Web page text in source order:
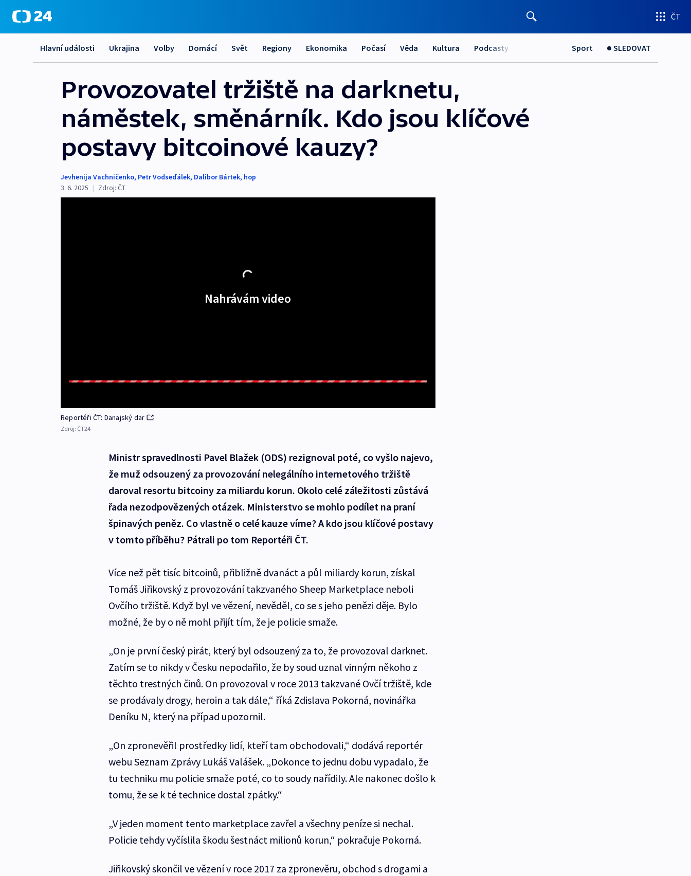
ČT
Hlavní události Ukrajina Volby Domácí Svět Regiony Ekonomika Počasí Věda Kultura Podcasty Sport SLEDOVAT
Provozovatel tržiště na darknetu,
náměstek, směnárník. Kdo jsou klíčové
postavy bitcoinové kauzy?
Jevhenija Vachničenko, Petr Vodseďálek, Dalibor Bártek, hop
3. 6. 2025 | Zdroj: ČT
Nahrávám video
Reportéři ČT: Danajský dar
Zdroj: ČT24
Ministr spravedlnosti Pavel Blažek (ODS) rezignoval poté, co vyšlo najevo,
že muž odsouzený za provozování nelegálního internetového tržiště
daroval resortu bitcoiny za miliardu korun. Okolo celé záležitosti zůstává
řada nezodpovězených otázek. Ministerstvo se mohlo podílet na praní
špinavých peněz. Co vlastně o celé kauze víme? A kdo jsou klíčové postavy
v tomto příběhu? Pátrali po tom Reportéři ČT.
Více než pět tisíc bitcoinů, přibližně dvanáct a půl miliardy korun, získal
Tomáš Jiřikovský z provozování takzvaného Sheep Marketplace neboli
Ovčího tržiště. Když byl ve vězení, nevěděl, co se s jeho penězi děje. Bylo
možné, že by o ně mohl přijít tím, že je policie smaže.
„On je první český pirát, který byl odsouzený za to, že provozoval darknet.
Zatím se to nikdy v Česku nepodařilo, že by soud uznal vinným někoho z
těchto trestných činů. On provozoval v roce 2013 takzvané Ovčí tržiště, kde
se prodávaly drogy, heroin a tak dále,“ říká Zdislava Pokorná, novinářka
Deníku N, který na případ upozornil.
„On zpronevěřil prostředky lidí, kteří tam obchodovali,“ dodává reportér
webu Seznam Zprávy Lukáš Valášek. „Dokonce to jednu dobu vypadalo, že
tu techniku mu policie smaže poté, co to soudy nařídily. Ale nakonec došlo k
tomu, že se k té technice dostal zpátky.“
„V jeden moment tento marketplace zavřel a všechny peníze si nechal.
Policie tehdy vyčíslila škodu šestnáct milionů korun,“ pokračuje Pokorná.
Jiřikovský skončil ve vězení v roce 2017 za zpronevěru, obchod s drogami a